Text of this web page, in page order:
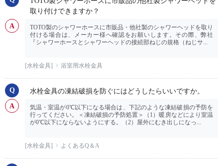
取り付けできますか？
TOTO製のシャワーホースに市販品・他社製のシャワーヘッドを取り
付ける場合は、メーカー様へ確認をお願いします。その際、弊社
『シャワーホースとシャワーヘッドの接続部ねじの規格（ねじサ...
[水栓金具] 浴室用水栓金具
水栓金具の凍結破損を防ぐにはどうしたらいいですか。
気温・室温が0℃以下になる場合は、下記のような凍結破損の予防を
行ってください。＜凍結破損の予防処置＞（1）暖房などにより室温
が0℃以下にならないようにする。（2）屋外にむき出しになっ...
[水栓金具] よくあるQ＆A